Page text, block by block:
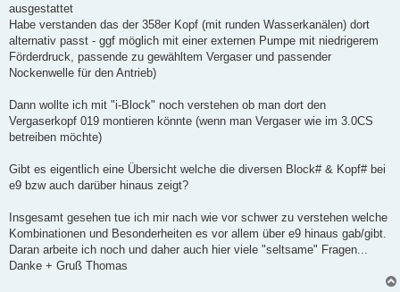
ausgestattet
Habe verstanden das der 358er Kopf (mit runden Wasserkanälen) dort
alternativ passt - ggf möglich mit einer externen Pumpe mit niedrigerem
Förderdruck, passende zu gewähltem Vergaser und passender
Nockenwelle für den Antrieb)
Dann wollte ich mit "i-Block" noch verstehen ob man dort den
Vergaserkopf 019 montieren könnte (wenn man Vergaser wie im 3.0CS
betreiben möchte)
Gibt es eigentlich eine Übersicht welche die diversen Block# & Kopf# bei
e9 bzw auch darüber hinaus zeigt?
Insgesamt gesehen tue ich mir nach wie vor schwer zu verstehen welche
Kombinationen und Besonderheiten es vor allem über e9 hinaus gab/gibt.
Daran arbeite ich noch und daher auch hier viele "seltsame" Fragen...
Danke + Gruß Thomas